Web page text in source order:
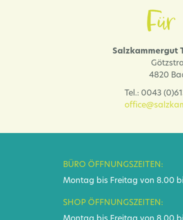
Salzkammergut
4820
Tel.: 0043
BÜRO ÖFFNUNGSZEITEN:
Montag bis Freitag von 8.00
SHOP ÖFFNUNGSZEITEN: